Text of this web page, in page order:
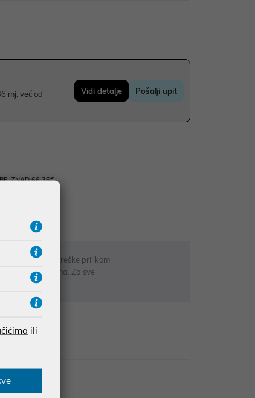
mj. već od Vidi detalje Pošalji upit
IZNAD 66,36€
proizvoda, greške prilikom
artiklima. Za sve
ili